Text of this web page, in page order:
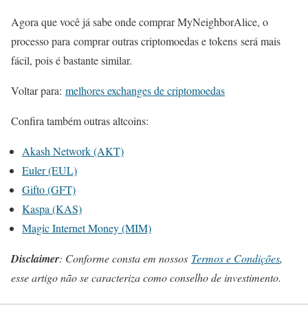
Agora que você já sabe onde comprar MyNeighborAlice, o
processo para comprar outras criptomoedas e tokens será mais
fácil, pois é bastante similar.
Voltar para: melhores exchanges de criptomoedas
Confira também outras altcoins:
Akash Network (AKT)
Euler (EUL)
Gifto (GFT)
Kaspa (KAS)
Magic Internet Money (MIM)
Disclaimer: Conforme consta em nossos Termos e Condições,
esse artigo não se caracteriza como conselho de investimento.